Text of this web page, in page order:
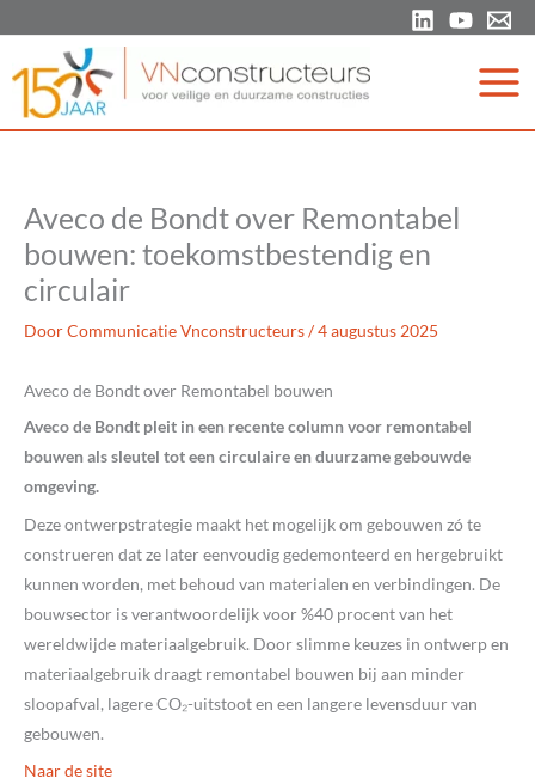
de
inhoud
Aveco de Bondt over Remontabel
bouwen: toekomstbestendig en
circulair
DoorCommunicatie Vnconstructeurs/4 augustus 2025
Aveco de Bondt over Remontabel bouwen
Aveco de Bondt pleit in een recente column voor remontabel
bouwen als sleutel tot een circulaire en duurzame gebouwde
omgeving.
Deze ontwerpstrategie maakt het mogelijk om gebouwen zó te
construeren dat ze later eenvoudig gedemonteerd en hergebruikt
kunnen worden, met behoud van materialen en verbindingen. De
bouwsector is verantwoordelijk voor %40 procent van het
wereldwijde materiaalgebruik. Door slimme keuzes in ontwerp en
materiaalgebruik draagt remontabel bouwen bij aan minder
sloopafval, lagere CO₂-uitstoot en een langere levensduur van
gebouwen.
Naar de site